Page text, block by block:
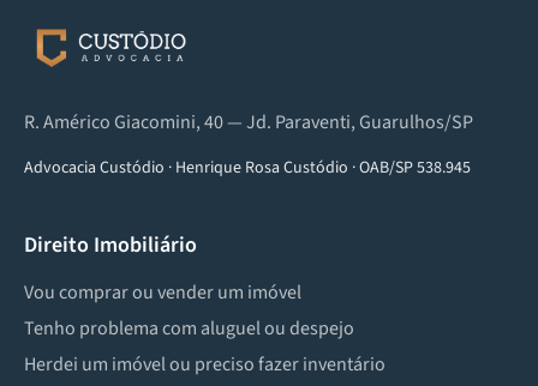
R. Américo Giacomini, 40 — Jd. Paraventi, Guarulhos/SP
Advocacia Custódio · Henrique Rosa Custódio ·OAB/SP 538.945
Direito Imobiliário
Vou comprar ou vender um imóvel
Tenho problema com aluguel ou despejo
Herdei um imóvel ou preciso fazer inventário